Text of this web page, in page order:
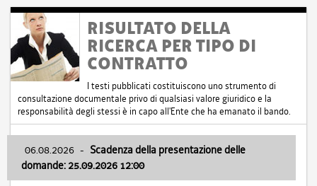
RISULTATO DELLA
RICERCA PER TIPO DI
CONTRATTO
I testi pubblicati costituiscono uno strumento di
consultazione documentale privo di qualsiasi valore giuridico e la
responsabilità degli stessi è in capo all'Ente che ha emanato il bando.
06.08.2026 - Scadenza della presentazione delle
domande: 25.09.2026 12:00